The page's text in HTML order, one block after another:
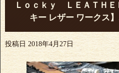
Ｌｏｃｋｙ ＬＥＡＴＨ
キー レザー ワークス
投稿日 2018年4月27日